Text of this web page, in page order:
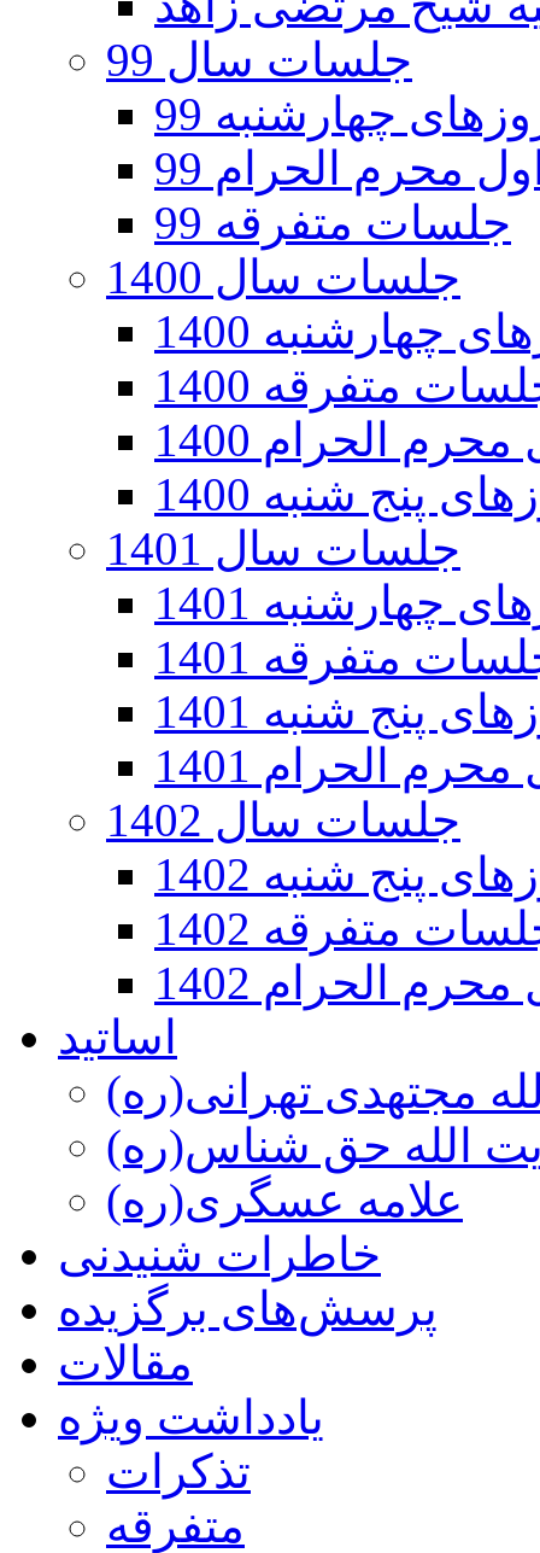
جلسات سال 99
چهارشنبه 99
محرم الحرام 99
جلسات متفرقه 99
جلسات سال 1400
چهارشنبه 1400
متفرقه 1400
الحرام 1400
پنج شنبه 1400
جلسات سال 1401
چهارشنبه 1401
متفرقه 1401
پنج شنبه 1401
الحرام 1401
جلسات سال 1402
پنج شنبه 1402
متفرقه 1402
الحرام 1402
اساتید
مجتهدی تهرانی(ره)
الله حق شناس(ره)
علامه عسگری(ره)
خاطرات شنیدنی
پرسش‌های برگزیده
مقالات
یادداشت ویژه
تذكرات
متفرقه